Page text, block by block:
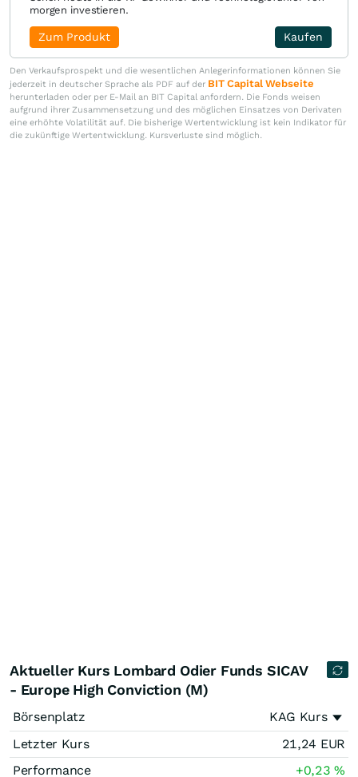
morgen investieren.
Kaufen
Zum Produkt
Den Verkaufsprospekt und die wesentlichen Anlegerinformationen können Sie
jederzeit in deutscher Sprache als PDF auf der BIT Capital Webseite
herunterladen oder per E-Mail an BIT Capital anfordern. Die Fonds weisen
aufgrund ihrer Zusammensetzung und des möglichen Einsatzes von Derivaten
eine erhöhte Volatilität auf. Die bisherige Wertentwicklung ist kein Indikator für
die zukünftige Wertentwicklung. Kursverluste sind möglich.
Aktueller Kurs Lombard Odier Funds SICAV
- Europe High Conviction (M)
Börsenplatz
KAG Kurs
Letzter Kurs
21,24 EUR
Performance
+0,23%